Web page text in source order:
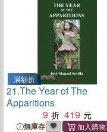
滿額折
21.The Year of The
Apparitions
9
419
無庫存